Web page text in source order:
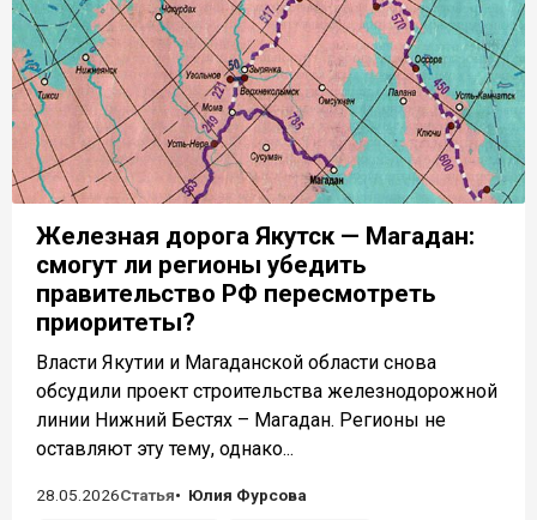
Железная дорога Якутск — Магадан:
смогут ли регионы убедить
правительство РФ пересмотреть
приоритеты?
Власти Якутии и Магаданской области снова
обсудили проект строительства железнодорожной
линии Нижний Бестях – Магадан. Регионы не
оставляют эту тему, однако...
28.05.2026Статья
Юлия Фурсова